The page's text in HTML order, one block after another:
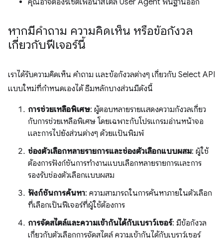
หากมีคําถาม ความคิดเห็น หรือข้อกังวล
เกี่ยวกับฟีเจอร์นี้
เราได้รับความคิดเห็น คำถาม และข้อกังวลต่างๆ เกี่ยวกับ Select API
แบบใหม่ที่กำหนดเองได้ ธีมหลักบางส่วนมีดังนี้
การช่วยเหลือพิเศษ: ผู้ตอบหลายรายแสดงความกังวลเกี่ยว
กับการช่วยเหลือพิเศษ โดยเฉพาะกับโปรแกรมอ่านหน้าจอ
และการไปยังส่วนต่างๆ ด้วยแป้นพิมพ์
ช่องตัวเลือกหลายรายการและช่องตัวเลือกแบบผสม: ผู้ใช้
ต้องการฟังก์ชันการทำงานแบบเลือกหลายรายการและการ
รองรับช่องตัวเลือกแบบผสม
ฟังก์ชันการค้นหา: ความสามารถในการค้นหาภายในตัวเลือก
ที่เลือกเป็นฟีเจอร์ที่ผู้ใช้ต้องการ
การจัดสไตล์และความเข้ากันได้กับเบราว์เซอร์: มีข้อกังวล
เกี่ยวกับตัวเลือกการจัดสไตล์ ความเข้ากันได้กับเบราว์เซอร์